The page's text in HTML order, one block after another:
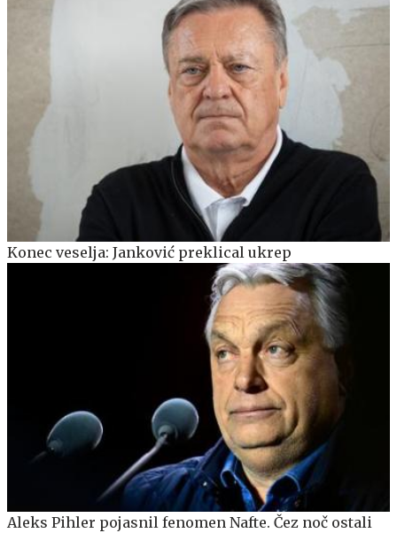
Konec veselja: Janković preklical ukrep
Aleks Pihler pojasnil fenomen Nafte. Čez noč ostali